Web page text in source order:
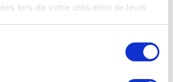
lors de votre utilisation de leurs